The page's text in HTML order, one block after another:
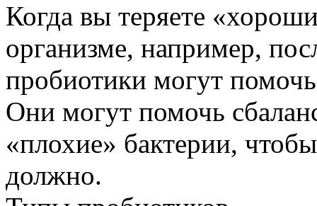
Когда вы теряете
организме, например,
пробиотики могут
Они могут помочь
«плохие» бактерии,
должно.